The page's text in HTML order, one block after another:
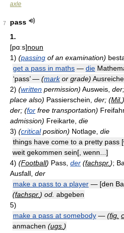
axle
7
pass
1.
[pɑːs]noun
1) (passing of an examination)
get a pass in maths — die
‘pass’ — (markor grade)
2) (written permission) Ausweis, der;
place also) Passierschein, der; (Mil. )
der; (for free transportation)
admission) Freikarte, die
3) (criticalposition) Notlage, die
things have come to a pretty pass
weit gekommen sein[, wenn...]
4) (Football) Pass, der (fachspr. );
Ausfall, der
make a pass to a player — [den
(fachspr. ) od. abgeben
5)
make a pass at somebody — (fig.
anmachen (ugs. )